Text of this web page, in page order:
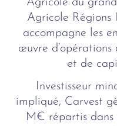
Agricole du
Agricole Régions
accompagne les
œuvre
et de
Investisseur
impliqué, Carvest
M€ répartis dans